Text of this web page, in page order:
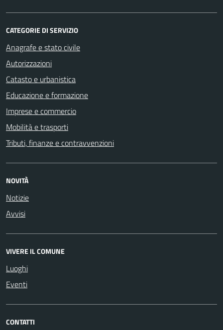
CATEGORIE DI SERVIZIO
Anagrafe e stato civile
Autorizzazioni
Catasto e urbanistica
Educazione e formazione
Imprese e commercio
Mobilità e trasporti
Tributi, finanze e contravvenzioni
NOVITÀ
Notizie
Avvisi
VIVERE IL COMUNE
Luoghi
Eventi
CONTATTI